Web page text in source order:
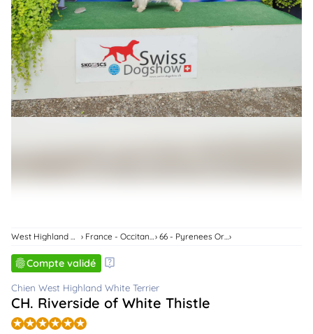
Connexion
Compte validé
Chien West Highland White Terrier
CH. Riverside of White Thistle